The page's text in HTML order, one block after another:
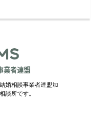
婚相談事業者連盟加
談所です。